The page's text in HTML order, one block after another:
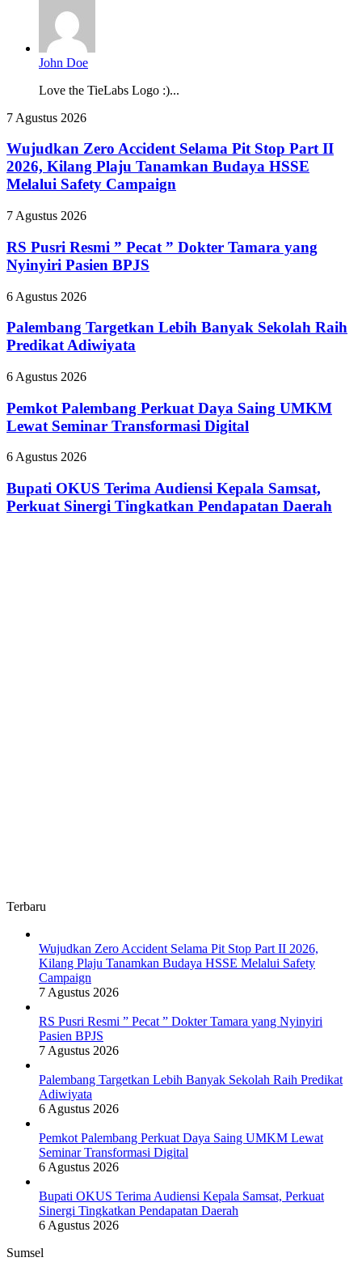
John Doe
Love the TieLabs Logo :)...
Wujudkan
Accident
Selama
Pit
Stop
II
Kilang
Plaju
Tanamkan
Budaya
HSSE
Melalui
Safety
Campaign
7 Agustus 2026
Wujudkan Zero Accident Selama Pit Stop Part II
2026, Kilang Plaju Tanamkan Budaya HSSE
Melalui Safety Campaign
RS
Resmi
”
Pecat
Dokter
yang
Nyinyiri
BPJS
7 Agustus 2026
RS Pusri Resmi ” Pecat ” Dokter Tamara yang
Nyinyiri Pasien BPJS
Palembang
Lebih
Banyak
Sekolah
Predikat
6 Agustus 2026
Palembang Targetkan Lebih Banyak Sekolah Raih
Predikat Adiwiyata
Pemkot
Perkuat
Daya
Saing
Lewat
Transformasi
Digital
6 Agustus 2026
Pemkot Palembang Perkuat Daya Saing UMKM
Lewat Seminar Transformasi Digital
Bupati
Terima
Audiensi
Kepala
6 Agustus 2026
Bupati OKUS Terima Audiensi Kepala Samsat,
Perkuat Sinergi Tingkatkan Pendapatan Daerah
Terbaru
Wujudkan Zero Accident Selama Pit Stop Part II 2026,
Kilang Plaju Tanamkan Budaya HSSE Melalui Safety
Campaign
7 Agustus 2026
RS Pusri Resmi ” Pecat ” Dokter Tamara yang Nyinyiri
Pasien BPJS
7 Agustus 2026
Palembang Targetkan Lebih Banyak Sekolah Raih Predikat
Adiwiyata
6 Agustus 2026
Pemkot Palembang Perkuat Daya Saing UMKM Lewat
Seminar Transformasi Digital
6 Agustus 2026
Bupati OKUS Terima Audiensi Kepala Samsat, Perkuat
Sinergi Tingkatkan Pendapatan Daerah
6 Agustus 2026
Sumsel